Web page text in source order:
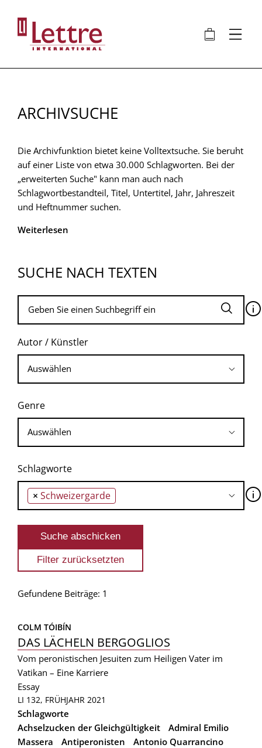
Inhalt
🛍 ⋮
ARCHIVSUCHE
Die Archivfunktion bietet keine Volltextsuche. Sie beruht
auf einer Liste von etwa 30.000 Schlagworten. Bei der
„erweiterten Suche" kann man auch nach
Schlagwortbestandteil, Titel, Untertitel, Jahr, Jahreszeit
und Heftnummer suchen.
Weiterlesen
SUCHE NACH TEXTEN
🛈
Autor / Künstler
Genre
Schlagworte
× Schweizergarde 🛈
Gefundene Beiträge: 1
COLM TÓIBÍN
DAS LÄCHELN BERGOGLIOS
Vom peronistischen Jesuiten zum Heiligen Vater im
Vatikan – Eine Karriere
Essay
LI 132, FRÜHJAHR 2021
Schlagworte
Achselzucken der Gleichgültigkeit
Admiral Emilio
Massera
Antiperonisten
Antonio Quarrancino